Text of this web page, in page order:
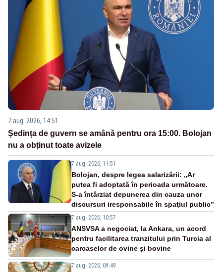
7 aug. 2026, 14:51
Ședința de guvern se amână pentru ora 15:00. Bolojan
nu a obținut toate avizele
7 aug. 2026, 11:51
Bolojan, despre legea salarizării: „Ar
putea fi adoptată în perioada următoare.
S-a întârziat depunerea din cauza unor
discursuri iresponsabile în spaţiul public”
7 aug. 2026, 10:57
ANSVSA a negociat, la Ankara, un acord
pentru facilitarea tranzitului prin Turcia al
carcaselor de ovine și bovine
7 aug. 2026, 09:49